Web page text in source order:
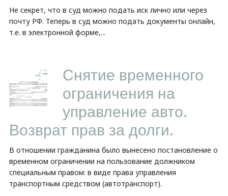
Не секрет, что в суд можно подать иск лично или через
почту РФ. Теперь в суд можно подать документы онлайн,
т.е. в электронной форме,...
Снятие временного
ограничения на
управление авто.
Возврат прав за долги.
В отношении гражданина было вынесено постановление о
временном ограничении на пользование должником
специальным правом: в виде права управления
транспортным средством (автотранспорт).